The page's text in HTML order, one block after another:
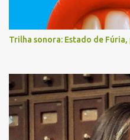
Trilha sonora: Estado de